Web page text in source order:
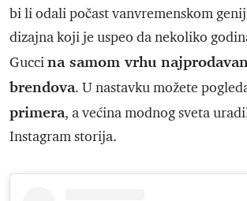
bi li odali počast vanvremenskom
dizajna koji je uspeo da nekoliko
Guccina samom vrhu
brendova. U nastavku možete
primera, a većina modnog sveta
Instagram storija.